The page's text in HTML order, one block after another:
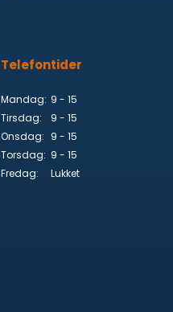
Telefontider
Mandag: 9 - 15
Tirsdag:
9 - 15
Onsdag: 9 - 15
Torsdag: 9 - 15
Fredag:
Lukket